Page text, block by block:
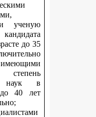
ученую
до 35
наук в
до 40 лет